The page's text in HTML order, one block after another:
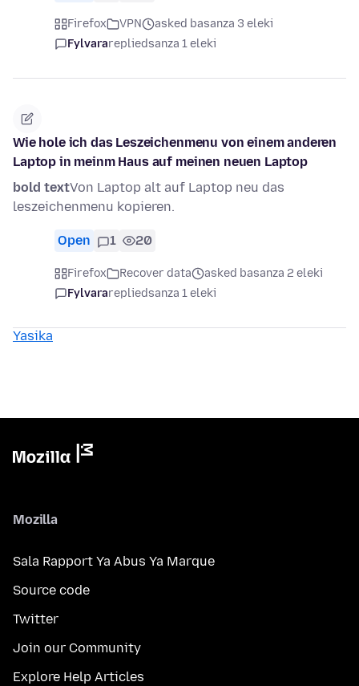
Firefox VPN
asked basanza 3 eleki
Fylvararepliedsanza 1 eleki
Wie hole ich das Leszeichenmenu von einem anderen
Laptop in meinm Haus auf meinen neuen Laptop
bold textVon Laptop alt auf Laptop neu das
leszeichenmenu kopieren.
Open 1 20
Firefox Recover data
asked basanza 2 eleki
Fylvararepliedsanza 1 eleki
Yasika
Mozilla
Sala Rapport Ya Abus Ya Marque
Source code
Twitter
Join our Community
Explore Help Articles